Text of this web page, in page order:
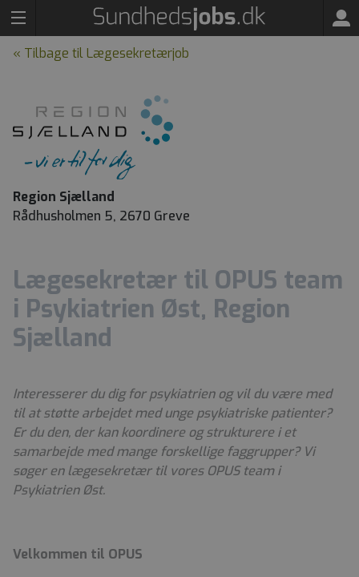
« Tilbage til Lægesekretærjob
Region Sjælland
Rådhusholmen 5, 2670 Greve
Lægesekretær til OPUS team
i Psykiatrien Øst, Region
Sjælland
Interesserer du dig for psykiatrien og vil du være med
til at støtte arbejdet med unge psykiatriske patienter?
Er du den, der kan koordinere og strukturere i et
samarbejde med mange forskellige faggrupper? Vi
søger en lægesekretær til vores OPUS team i
Psykiatrien Øst.
Velkommen til OPUS